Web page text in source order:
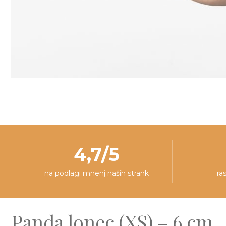
4,7/5
na podlagi mnenj naših strank